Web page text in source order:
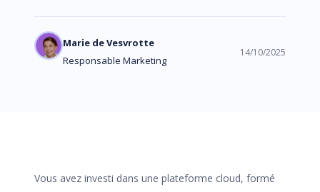
Marie de Vesvrotte
Responsable Marketing
14/10/2025
Vous avez investi dans une plateforme cloud, formé